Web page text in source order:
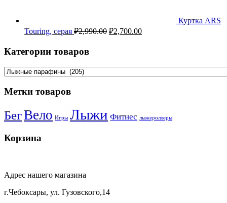
Куртка ARS
Touring, серая ₽2,990.00 ₽2,700.00
Категории товаров
Метки товаров
БегВело Игры Лыжи Фитнес лыжероллеры
Корзина
Адрес нашего магазина
г.Чебоксары, ул. Гузовского,14